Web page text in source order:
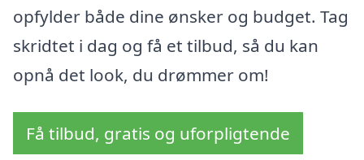
opfylder både dine ønsker og budget. Tag
skridtet i dag og få et tilbud, så du kan
opnå det look, du drømmer om!
Få tilbud, gratis og uforpligtende